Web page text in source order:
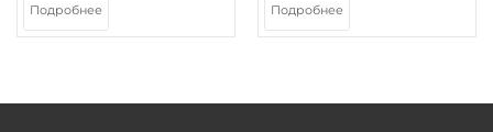
Подробнее Подробнее